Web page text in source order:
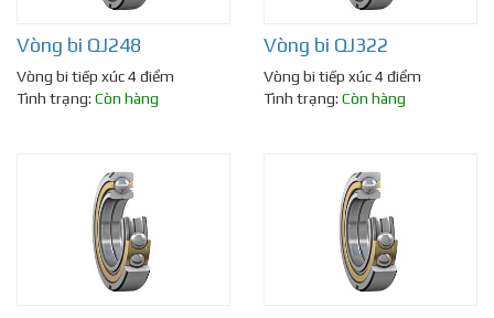
Vòng bi QJ248
Vòng bi tiếp xúc 4 điểm
Tình trạng: Còn hàng
Vòng bi QJ322
Vòng bi tiếp xúc 4 điểm
Tình trạng: Còn hàng